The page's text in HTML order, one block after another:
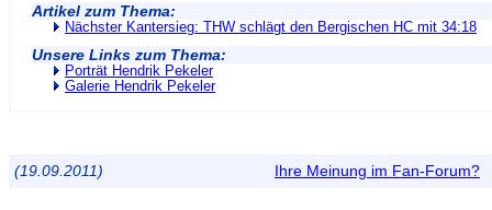
Artikel zum Thema:
Nächster Kantersieg: THW schlägt den Bergischen HC mit 34:18
Unsere Links zum Thema:
Porträt Hendrik Pekeler
Galerie Hendrik Pekeler
(19.09.2011) Ihre Meinung im Fan-Forum?